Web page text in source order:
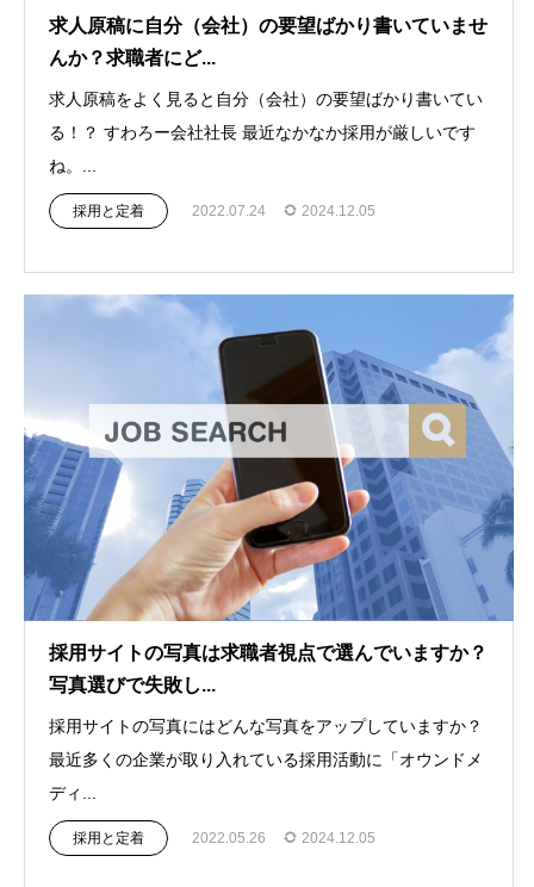
求人原稿に自分（会社）の要望ばかり書いていませ
んか？求職者にど...
求人原稿をよく見ると自分（会社）の要望ばかり書いてい
る！？ すわろー会社社長 最近なかなか採用が厳しいです
ね。...
採用と定着 2022.07.24 2024.12.05
採用サイトの写真は求職者視点で選んでいますか？
写真選びで失敗し...
採用サイトの写真にはどんな写真をアップしていますか？
最近多くの企業が取り入れている採用活動に「オウンドメ
ディ...
採用と定着 2022.05.26 2024.12.05